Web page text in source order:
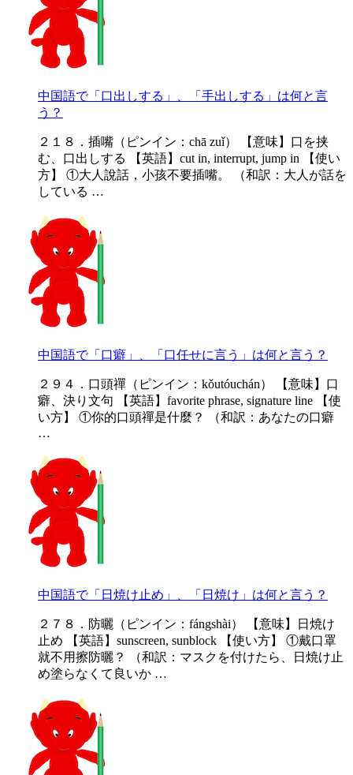
中国語で「口出しする」、「手出しする」は何と言
う？
２１８．插嘴（ピンイン：chā zuǐ） 【意味】口を挟
む、口出しする 【英語】cut in, interrupt, jump in 【使い
方】 ①大人說話，小孩不要插嘴。 （和訳：大人が話を
している …
中国語で「口癖」、「口任せに言う」は何と言う？
２９４．口頭禪（ピンイン：kǒutóuchán） 【意味】口
癖、決り文句 【英語】favorite phrase, signature line 【使
い方】 ①你的口頭禪是什麼？ （和訳：あなたの口癖
…
中国語で「日焼け止め」、「日焼け」は何と言う？
２７８．防曬（ピンイン：fángshài） 【意味】日焼け
止め 【英語】sunscreen, sunblock 【使い方】 ①戴口罩
就不用擦防曬？ （和訳：マスクを付けたら、日焼け止
め塗らなくて良いか …